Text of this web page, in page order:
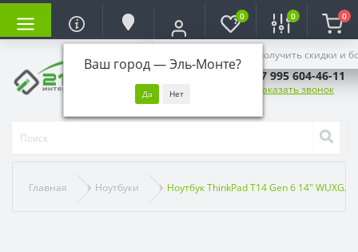
Ваш город —Эль-Монте?
Войдите, чтобы получить скидки и
0 0 0
+7 995 604-46-11
Заказать звонок
Главная Ноутбуки Ноутбук ThinkPad T14 Gen 6 14" WUXGA